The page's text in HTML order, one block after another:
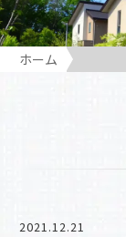
ホーム
2021.12.21